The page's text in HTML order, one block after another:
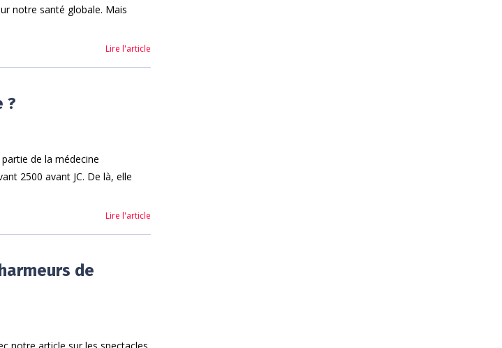
notre santé globale. Mais
Lire l'article
?
de la médecine
2500 avant JC. De là, elle
Lire l'article
de